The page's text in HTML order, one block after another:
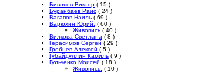
Бивняев Виктор ( 15 )
Буранбаев Раис ( 24 )
Вагапов Наиль ( 69 )
Варюхин Юрий. ( 60 )
Живопись ( 40 )
Вилкова Светлана ( 8 )
Герасимов Сергей ( 29 )
Гребнев Алексей ( 5 )
Губайдуллин Камиль ( 9 )
Гульченко Моисей ( 18 )
Живопись. ( 10 )